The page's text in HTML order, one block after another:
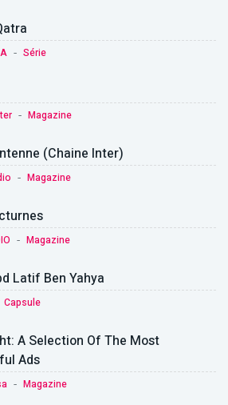
- Série
- Magazine
(Chaine Inter)
- Magazine
- Magazine
Latif Ben Yahya
Capsule
A Selection Of The Most
Ads
- Magazine